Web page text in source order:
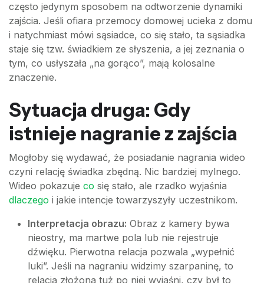
często jedynym sposobem na odtworzenie dynamiki
zajścia. Jeśli ofiara przemocy domowej ucieka z domu
i natychmiast mówi sąsiadce, co się stało, ta sąsiadka
staje się tzw. świadkiem ze słyszenia, a jej zeznania o
tym, co usłyszała „na gorąco”, mają kolosalne
znaczenie.
Sytuacja druga: Gdy
istnieje nagranie z zajścia
Mogłoby się wydawać, że posiadanie nagrania wideo
czyni relację świadka zbędną. Nic bardziej mylnego.
Wideo pokazuje co się stało, ale rzadko wyjaśnia
dlaczego i jakie intencje towarzyszyły uczestnikom.
Interpretacja obrazu: Obraz z kamery bywa
nieostry, ma martwe pola lub nie rejestruje
dźwięku. Pierwotna relacja pozwala „wypełnić
luki”. Jeśli na nagraniu widzimy szarpaninę, to
relacja złożona tuż po niej wyjaśni, czy był to